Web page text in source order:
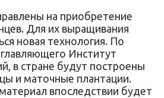
на приобретение
Для их выращивания
новая технология. По
Институт
в стране будут построены
и маточные плантации.
впоследствии будет